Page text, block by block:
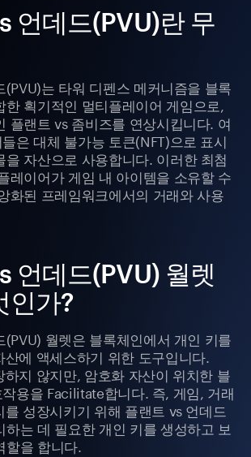
언데드(PVU)란 무
(PVU)는 타워 디펜스 메커니즘을 블록
한 획기적인 멀티플레이어 게임으로,
플랜트 vs 좀비즈를 연상시킵니다. 여
은 대체 불가능 토큰(NFT)으로 표시
을 자산으로 사용합니다. 이러한 최첨
레이어가 게임 내 아이템을 소유할 수
화된 프레임워크에서의 거래와 사용
언데드(PVU) 월렛
인가?
(PVU) 월렛은 블록체인에서 개인 키를
산에 액세스하기 위한 도구입니다.
하지 않지만, 암호화 자산이 위치한 블
용을 Facilitate합니다. 즉, 게임, 거래
를 성장시키기 위해 플랜트 vs 언데드
하는 데 필요한 개인 키를 생성하고 보
할을 합니다.